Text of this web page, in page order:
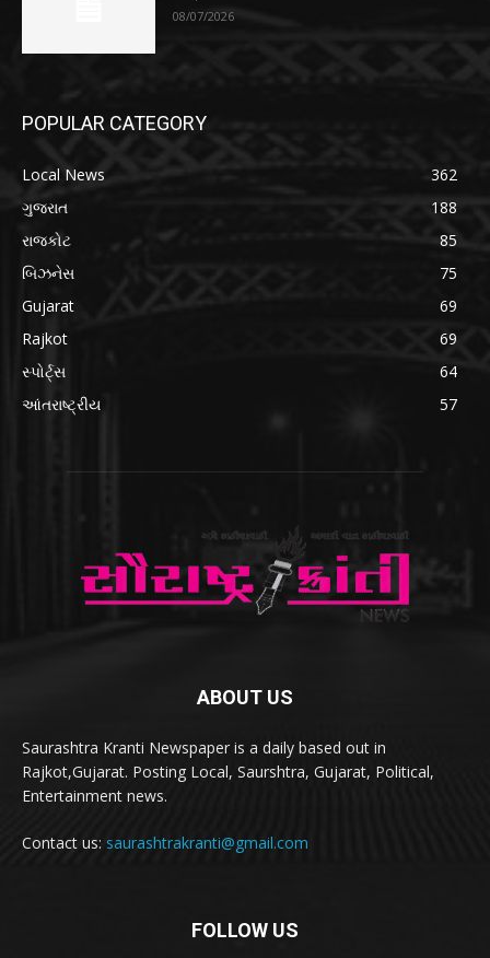
08/07/2026
POPULAR CATEGORY
Local News
362
ગુજરાત
188
રાજકોટ
85
બિઝનેસ
75
Gujarat
69
Rajkot
69
સ્પોર્ટ્સ
64
આંતરાષ્ટ્રીય
57
ABOUT US
Saurashtra Kranti Newspaper is a daily based out in
Rajkot,Gujarat. Posting Local, Saurshtra, Gujarat, Political,
Entertainment news.
Contact us: saurashtrakranti@gmail.com
FOLLOW US